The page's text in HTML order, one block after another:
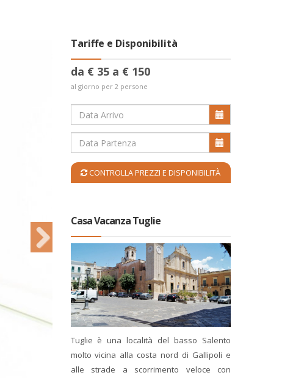
Tariffe e Disponibilità
da € 35 a € 150
al giorno per 2 persone
CONTROLLA PREZZI E DISPONIBILITÀ
Casa Vacanza Tuglie
Tuglie è una località del basso Salento
molto vicina alla costa nord di Gallipoli e
alle strade a scorrimento veloce con